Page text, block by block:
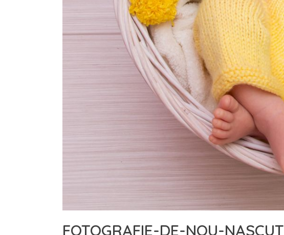
FOTOGRAFIE-DE-NOU-NASCUT